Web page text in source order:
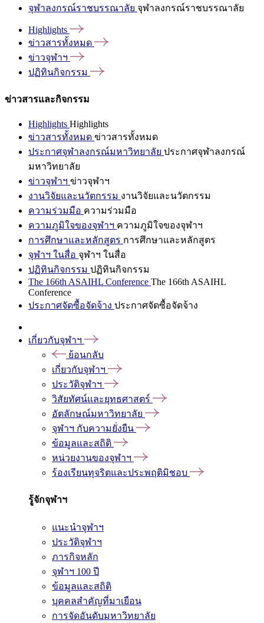
จุฬาลงกรณ์ราชบรรณาลัย จุฬาลงกรณ์ราชบรรณาลัย
Highlights
ข่าวสารทั้งหมด
ข่าวจุฬาฯ
ปฏิทินกิจกรรม
ข่าวสารและกิจกรรม
Highlights Highlights
ข่าวสารทั้งหมด ข่าวสารทั้งหมด
ประกาศจุฬาลงกรณ์มหาวิทยาลัย ประกาศจุฬาลงกรณ์
มหาวิทยาลัย
ข่าวจุฬาฯ ข่าวจุฬาฯ
งานวิจัยและนวัตกรรม งานวิจัยและนวัตกรรม
ความร่วมมือ ความร่วมมือ
ความภูมิใจของจุฬาฯ ความภูมิใจของจุฬาฯ
การศึกษาและหลักสูตร การศึกษาและหลักสูตร
จุฬาฯ ในสื่อ จุฬาฯ ในสื่อ
ปฏิทินกิจกรรม ปฏิทินกิจกรรม
The 166th ASAIHL Conference The 166th ASAIHL
Conference
ประกาศจัดซื้อจัดจ้าง ประกาศจัดซื้อจัดจ้าง
เกี่ยวกับจุฬาฯ
ย้อนกลับ
เกี่ยวกับจุฬาฯ
ประวัติจุฬาฯ
วิสัยทัศน์และยุทธศาสตร์
อัตลักษณ์มหาวิทยาลัย
จุฬาฯ กับความยั่งยืน
ข้อมูลและสถิติ
หน่วยงานของจุฬาฯ
ร้องเรียนทุจริตและประพฤติมิชอบ
รู้จักจุฬาฯ
แนะนำจุฬาฯ
ประวัติจุฬาฯ
ภารกิจหลัก
จุฬาฯ 100 ปี
ข้อมูลและสถิติ
บุคคลสำคัญที่มาเยือน
การจัดอันดับมหาวิทยาลัย